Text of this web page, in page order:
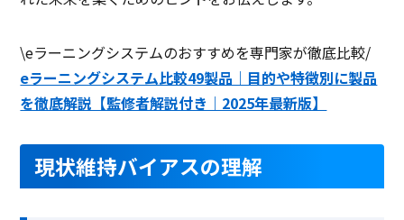
シングルサインオン
ノイズキャンセリング
\eラーニングシステムのおすすめを専門家が徹底比較/
eラーニングシステム比較49製品｜目的や特徴別に製品
を徹底解説【監修者解説付き｜2025年最新版】
現状維持バイアスの理解